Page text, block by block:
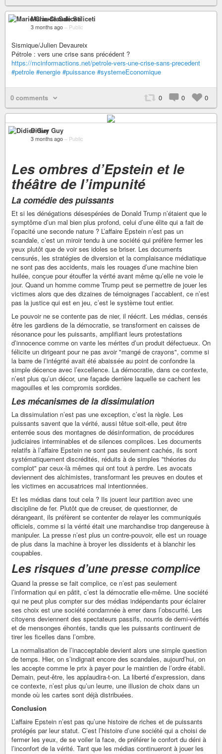
Marie-Claude Saliceti
3 months ago – Public
Sismique/Julien Devaureix
Pétrole : vers une crise sans précédent ?
https://mcinformactions.net/petrole-vers-une-crise-sans-precedent
#petrole #energie #puissance #systemeEconomique
0 comments 0 0 0
Didier Guy
3 months ago – Public
Les ombres d’Epstein et le
théâtre de l’impunité
La comédie des puissants
Et si les dénégations désespérées de Donald Trump n’étaient que le
symptôme d’un mal bien plus profond, celui d’une élite qui a fait de
l’opacité une seconde nature ? L’affaire Epstein n’est pas un
scandale, c’est un miroir tendu à une société qui préfère fermer les
yeux plutôt que de voir ses idoles se briser. Les documents
censurés, les stratégies de diversion et la complaisance médiatique
ne sont pas des accidents, mais les rouages d’une machine bien
huilée, conçue pour étouffer la vérité avant même qu’elle ne voie le
jour. Quand un homme comme Trump peut se permettre de jouer les
victimes alors que des dizaines de témoignages l’accablent, ce n’est
pas la justice qui est en jeu, c’est le système tout entier.
Le pouvoir ne se contente pas de nier, il réécrit. Les médias, censés
être les gardiens de la démocratie, se transforment en caisses de
résonance pour les puissants, amplifiant leurs protestations
d’innocence comme on vante les mérites d’un produit défectueux. On
félicite un dirigeant pour ne pas avoir "mangé de crayons", comme si
la barre de l’intégrité avait été abaissée au point de confondre la
simple décence avec l’excellence. La démocratie, dans ce contexte,
n’est plus qu’un décor, une façade derrière laquelle se cachent les
magouilles et les compromis sordides.
Les mécanismes de la dissimulation
La dissimulation n’est pas une exception, c’est la règle. Les
puissants savent que la vérité, aussi têtue soit-elle, peut être
enterrée sous des montagnes de désinformation, de procédures
judiciaires interminables et de silences complices. Les documents
relatifs à l’affaire Epstein ne sont pas seulement cachés, ils sont
systématiquement discrédités, réduits à de simples "théories du
complot" par ceux-là mêmes qui ont tout à perdre. Les avocats
deviennent des alchimistes, transformant les preuves en doutes et
les victimes en accusatrices mal intentionnées.
Et les médias dans tout cela ? Ils jouent leur partition avec une
discipline de fer. Plutôt que de creuser, de questionner, de
dérangeant, ils préfèrent se contenter de relayer les communiqués
officiels, comme si la vérité était une marchandise trop dangereuse à
manipuler. La presse n’est plus un contre-pouvoir, elle est un rouage
de plus dans la machine à broyer les dissidents et à blanchir les
coupables.
Les risques d’une presse complice
Quand la presse se fait complice, ce n’est pas seulement
l’information qui en pâtit, c’est la démocratie elle-même. Une société
qui ne peut plus compter sur des médias indépendants pour éclairer
ses choix est une société condamnée à errer dans l’obscurité. Les
citoyens deviennent des spectateurs passifs, nourris de demi-vérités
et de mensonges éhontés, tandis que les puissants continuent de
tirer les ficelles dans l’ombre.
La normalisation de l’inacceptable devient alors une simple question
de temps. Hier, on s’indignait encore des scandales, aujourd’hui, on
les accepte comme le prix à payer pour le maintien de l’ordre établi.
Demain, peut-être, les applaudira-t-on. La liberté d’expression, dans
ce contexte, n’est plus qu’un leurre, une illusion de choix dans un
monde où les cartes sont déjà distribuées.
Conclusion
L’affaire Epstein n’est pas qu’une histoire de riches et de puissants
protégés par leur statut. C’est l’histoire d’une société qui a choisi de
fermer les yeux, de se voiler la face, de préférer le confort du déni à
l’inconfort de la vérité. Tant que les médias continueront à jouer les